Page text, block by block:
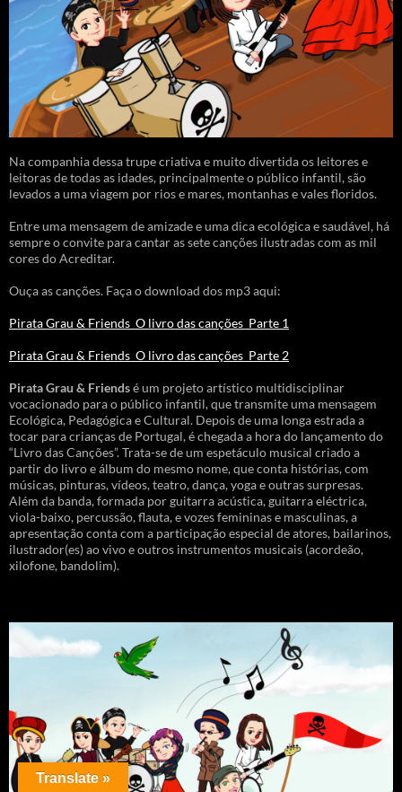
Na companhia dessa trupe criativa e muito divertida os leitores e
leitoras de todas as idades, principalmente o público infantil, são
levados a uma viagem por rios e mares, montanhas e vales floridos.
Entre uma mensagem de amizade e uma dica ecológica e saudável, há
sempre o convite para cantar as sete canções ilustradas com as mil
cores do Acreditar.
Ouça as canções. Faça o download dos mp3 aqui:
Pirata Grau & Friends_O livro das canções_Parte 1
Pirata Grau & Friends_O livro das canções_Parte 2
Pirata Grau & Friendsé um projeto artístico multidisciplinar
vocacionado para o público infantil, que transmite uma mensagem
Ecológica, Pedagógica e Cultural. Depois de uma longa estrada a
tocar para crianças de Portugal, é chegada a hora do lançamento do
“Livro das Canções”. Trata-se de um espetáculo musical criado a
partir do livro e álbum do mesmo nome, que conta histórias, com
músicas, pinturas, vídeos, teatro, dança, yoga e outras surpresas.
Além da banda, formada por guitarra acústica, guitarra eléctrica,
viola-baixo, percussão, flauta, e vozes femininas e masculinas, a
apresentação conta com a participação especial de atores, bailarinos,
ilustrador(es) ao vivo e outros instrumentos musicais (acordeão,
xilofone, bandolim).
Translate »